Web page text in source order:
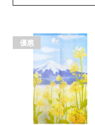
優惠